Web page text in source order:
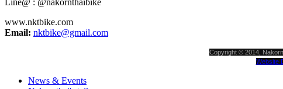
Line@ : @nakornthaibike
www.nktbike.com
Email: nktbike@gmail.com
Copyright © 2014,
Website
News & Events